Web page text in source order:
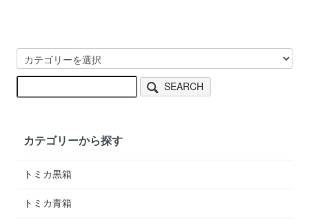
SEARCH
カテゴリーから探す
トミカ黒箱
トミカ青箱